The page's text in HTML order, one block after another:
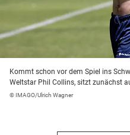
Kommt schon vor dem Spiel ins
Weltstar Phil Collins, sitzt zunächst
© IMAGO/Ulrich Wagner